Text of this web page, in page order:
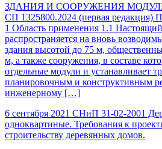
ЗДАНИЯ И СООРУЖЕНИЯ
СП 1325800.2024 (первая редакция)
1 Область применения 1.1
распространяется на вновь
здания высотой до 75 м,
м, а также сооружения, в составе
отдельные модули и устанавливает
планировочным и конструктивным
инженерному […]
6 сентября 2021 СНиП 31-02-2001
одноквартиные. Требования к
строительству деревянных домов.